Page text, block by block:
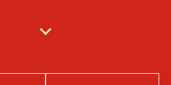
expand_more